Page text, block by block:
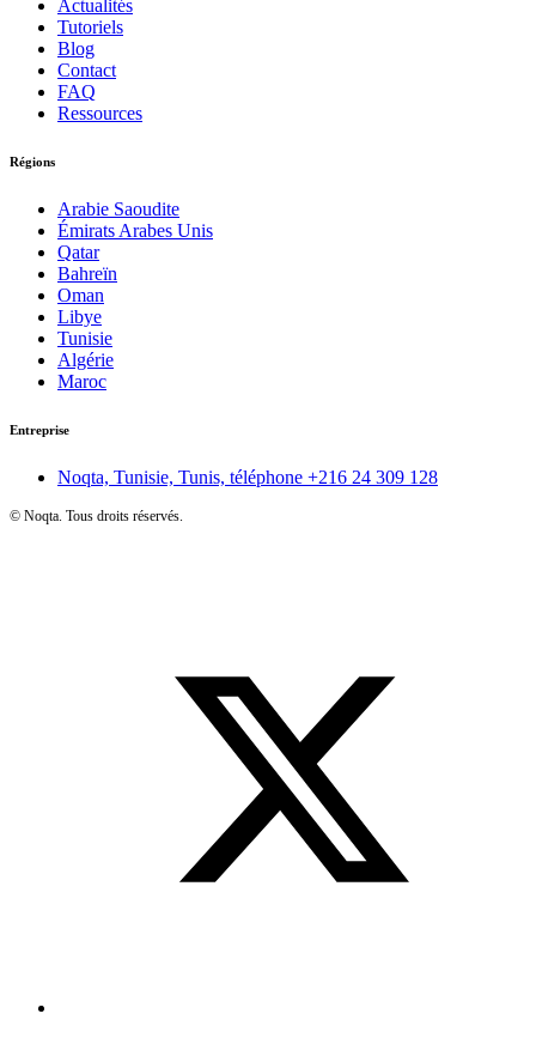
Actualités
Tutoriels
Blog
Contact
FAQ
Ressources
Régions
Arabie Saoudite
Émirats Arabes Unis
Qatar
Bahreïn
Oman
Libye
Tunisie
Algérie
Maroc
Entreprise
Noqta, Tunisie, Tunis, téléphone +216 24 309 128
© Noqta. Tous droits réservés.